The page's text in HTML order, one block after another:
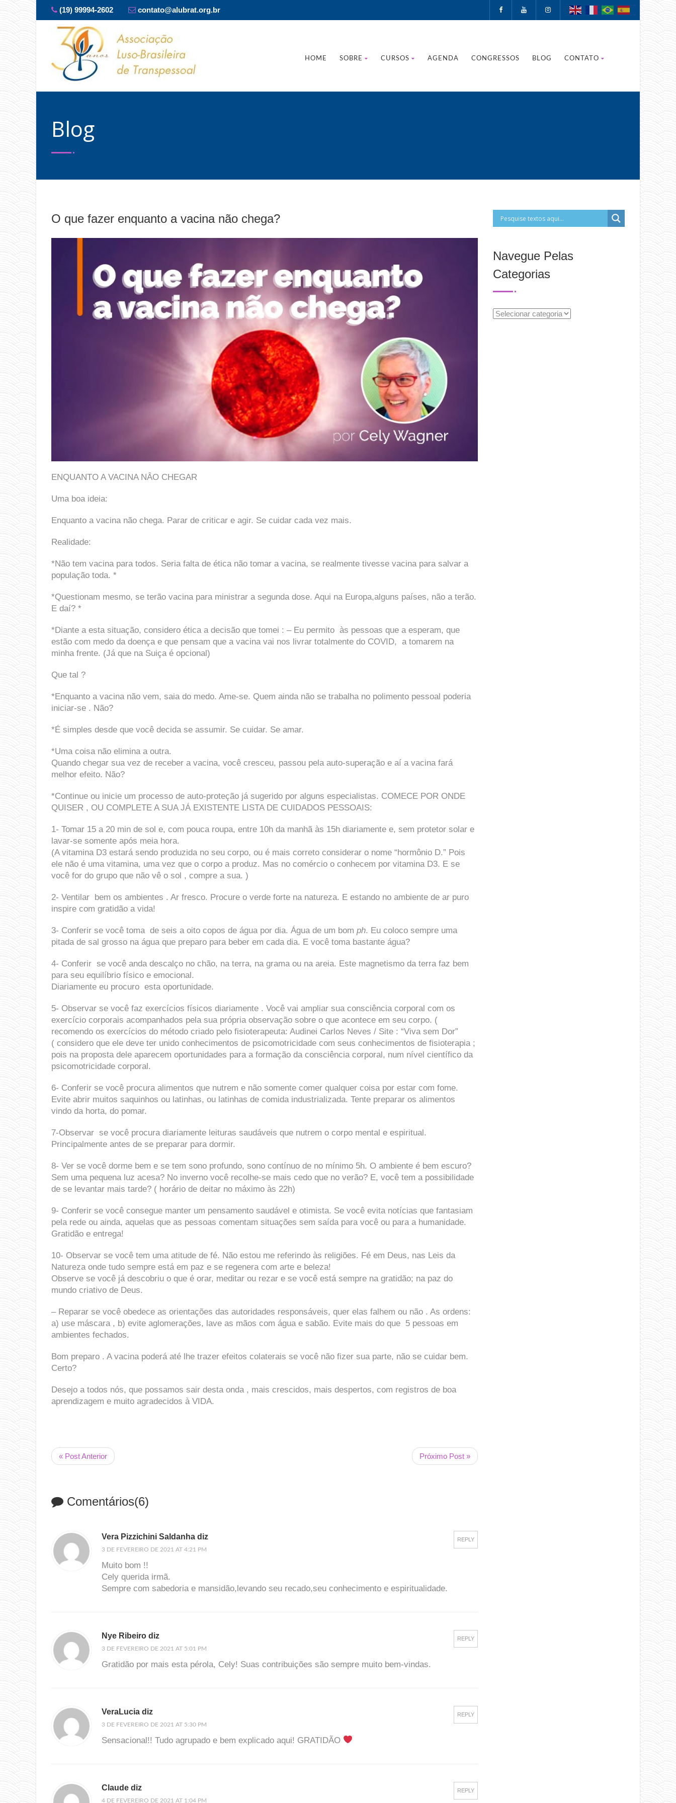
(19) 99994-2602 contato@alubrat.org.br
HOME SOBRE CURSOS AGENDA CONGRESSOS BLOG CONTATO
Blog
O que fazer enquanto a vacina não chega?
ENQUANTO A VACINA NÂO CHEGAR
Uma boa ideia:
Enquanto a vacina não chega. Parar de criticar e agir. Se cuidar cada vez mais.
Realidade:
*Não tem vacina para todos. Seria falta de ética não tomar a vacina, se realmente tivesse vacina para salvar a
população toda. *
*Questionam mesmo, se terão vacina para ministrar a segunda dose. Aqui na Europa,alguns países, não a terão.
E daí? *
*Diante a esta situação, considero ética a decisão que tomei : – Eu permito às pessoas que a esperam, que
estão com medo da doença e que pensam que a vacina vai nos livrar totalmente do COVID, a tomarem na
minha frente. (Já que na Suiça é opcional)
Que tal ?
*Enquanto a vacina não vem, saia do medo. Ame-se. Quem ainda não se trabalha no polimento pessoal poderia
iniciar-se . Não?
*É simples desde que você decida se assumir. Se cuidar. Se amar.
*Uma coisa não elimina a outra.
Quando chegar sua vez de receber a vacina, você cresceu, passou pela auto-superação e aí a vacina fará
melhor efeito. Não?
*Continue ou inicie um processo de auto-proteção já sugerido por alguns especialistas. COMECE POR ONDE
QUISER , OU COMPLETE A SUA JÁ EXISTENTE LISTA DE CUIDADOS PESSOAIS:
1- Tomar 15 a 20 min de sol e, com pouca roupa, entre 10h da manhã às 15h diariamente e, sem protetor solar e
lavar-se somente após meia hora.
(A vitamina D3 estará sendo produzida no seu corpo, ou é mais correto considerar o nome “hormônio D.” Pois
ele não é uma vitamina, uma vez que o corpo a produz. Mas no comércio o conhecem por vitamina D3. E se
você for do grupo que não vê o sol , compre a sua. )
2- Ventilar bem os ambientes . Ar fresco. Procure o verde forte na natureza. E estando no ambiente de ar puro
inspire com gratidão a vida!
3- Conferir se você toma de seis a oito copos de água por dia. Água de um bom ph. Eu coloco sempre uma
pitada de sal grosso na água que preparo para beber em cada dia. E você toma bastante água?
4- Conferir se você anda descalço no chão, na terra, na grama ou na areia. Este magnetismo da terra faz bem
para seu equilíbrio físico e emocional.
Diariamente eu procuro esta oportunidade.
5- Observar se você faz exercícios físicos diariamente . Você vai ampliar sua consciência corporal com os
exercício corporais acompanhados pela sua própria observação sobre o que acontece em seu corpo. (
recomendo os exercícios do método criado pelo fisioterapeuta: Audinei Carlos Neves / Site : “Viva sem Dor”
( considero que ele deve ter unido conhecimentos de psicomotricidade com seus conhecimentos de fisioterapia ;
pois na proposta dele aparecem oportunidades para a formação da consciência corporal, num nível científico da
psicomotricidade corporal.
6- Conferir se você procura alimentos que nutrem e não somente comer qualquer coisa por estar com fome.
Evite abrir muitos saquinhos ou latinhas, ou latinhas de comida industrializada. Tente preparar os alimentos
vindo da horta, do pomar.
7-Observar se você procura diariamente leituras saudáveis que nutrem o corpo mental e espiritual.
Principalmente antes de se preparar para dormir.
8- Ver se você dorme bem e se tem sono profundo, sono contínuo de no mínimo 5h. O ambiente é bem escuro?
Sem uma pequena luz acesa? No inverno você recolhe-se mais cedo que no verão? E, você tem a possibilidade
de se levantar mais tarde? ( horário de deitar no máximo às 22h)
9- Conferir se você consegue manter um pensamento saudável e otimista. Se você evita notícias que fantasiam
pela rede ou ainda, aquelas que as pessoas comentam situações sem saída para você ou para a humanidade.
Gratidão e entrega!
10- Observar se você tem uma atitude de fé. Não estou me referindo às religiões. Fé em Deus, nas Leis da
Natureza onde tudo sempre está em paz e se regenera com arte e beleza!
Observe se você já descobriu o que é orar, meditar ou rezar e se você está sempre na gratidão; na paz do
mundo criativo de Deus.
– Reparar se você obedece as orientações das autoridades responsáveis, quer elas falhem ou não . As ordens:
a) use máscara , b) evite aglomerações, lave as mãos com água e sabão. Evite mais do que 5 pessoas em
ambientes fechados.
Bom preparo . A vacina poderá até lhe trazer efeitos colaterais se você não fizer sua parte, não se cuidar bem.
Certo?
Desejo a todos nós, que possamos sair desta onda , mais crescidos, mais despertos, com registros de boa
aprendizagem e muito agradecidos à VIDA.
« Post Anterior Próximo Post »
Comentários(6)
REPLY
Vera Pizzichini Saldanha diz
3 DE FEVEREIRO DE 2021 AT 4:21 PM
Muito bom !!
Cely querida irmã.
Sempre com sabedoria e mansidão,levando seu recado,seu conhecimento e espiritualidade.
REPLY
Nye Ribeiro diz
3 DE FEVEREIRO DE 2021 AT 5:01 PM
Gratidão por mais esta pérola, Cely! Suas contribuições são sempre muito bem-vindas.
REPLY
VeraLucia diz
3 DE FEVEREIRO DE 2021 AT 5:30 PM
Sensacional!! Tudo agrupado e bem explicado aqui! GRATIDÃO
REPLY
Claude diz
4 DE FEVEREIRO DE 2021 AT 1:04 PM
Navegue Pelas
Categorias
Navegue